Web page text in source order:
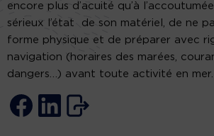
encore plus d’acuité qu’à
sérieux l’état de son matériel, de ne
forme physique et de préparer avec
navigation (horaires des marées,
dangers…) avant toute activité en mer.